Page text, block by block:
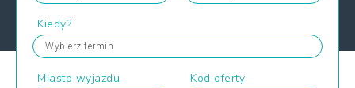
Kiedy?
Wybierz termin
Miasto wyjazdu Kod oferty